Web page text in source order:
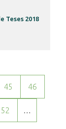
Teses 2018
45 46
52 …